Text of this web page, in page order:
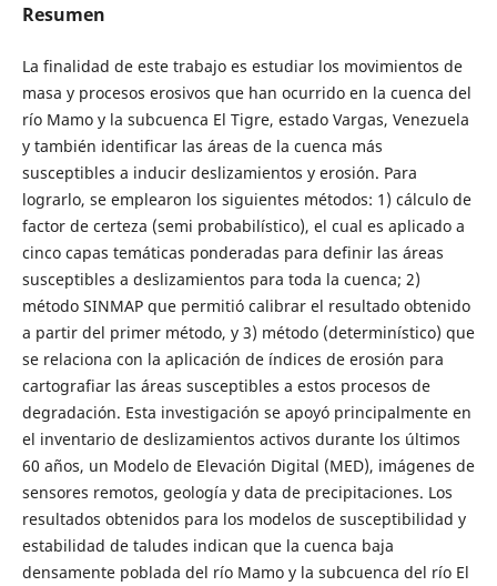
Resumen
La finalidad de este trabajo es estudiar los movimientos de
masa y procesos erosivos que han ocurrido en la cuenca del
río Mamo y la subcuenca El Tigre, estado Vargas, Venezuela
y también identificar las áreas de la cuenca más
susceptibles a inducir deslizamientos y erosión. Para
lograrlo, se emplearon los siguientes métodos: 1) cálculo de
factor de certeza (semi probabilístico), el cual es aplicado a
cinco capas temáticas ponderadas para definir las áreas
susceptibles a deslizamientos para toda la cuenca; 2)
método SINMAP que permitió calibrar el resultado obtenido
a partir del primer método, y 3) método (determinístico) que
se relaciona con la aplicación de índices de erosión para
cartografiar las áreas susceptibles a estos procesos de
degradación. Esta investigación se apoyó principalmente en
el inventario de deslizamientos activos durante los últimos
60 años, un Modelo de Elevación Digital (MED), imágenes de
sensores remotos, geología y data de precipitaciones. Los
resultados obtenidos para los modelos de susceptibilidad y
estabilidad de taludes indican que la cuenca baja
densamente poblada del río Mamo y la subcuenca del río El